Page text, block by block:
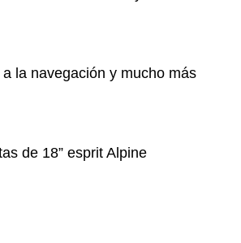
la navegación y mucho más
de 18” esprit Alpine